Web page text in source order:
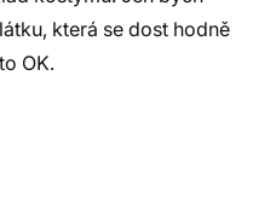
která se dost hodně
OK.